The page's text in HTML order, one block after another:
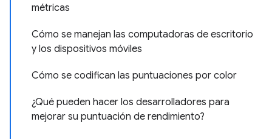
métricas
Cómo se manejan las computadoras de escritorio
y los dispositivos móviles
Cómo se codifican las puntuaciones por color
¿Qué pueden hacer los desarrolladores para
mejorar su puntuación de rendimiento?